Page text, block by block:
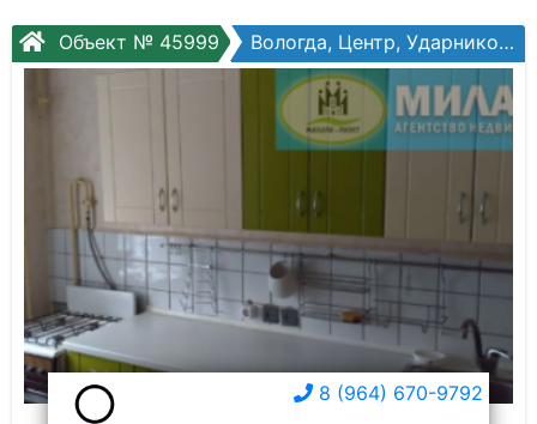
Объект № 45999 Вологда, Центр, Ударников ул, №19
8 (964) 670-9792